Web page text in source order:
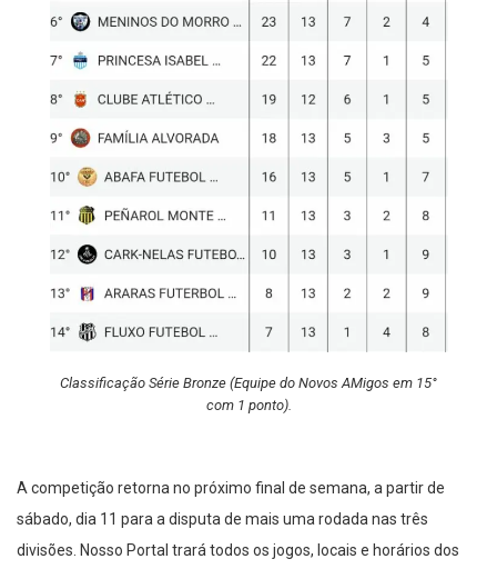
Classificação Série Bronze (Equipe do Novos AMigos em 15°
com 1 ponto).
A competição retorna no próximo final de semana, a partir de
sábado, dia 11 para a disputa de mais uma rodada nas três
divisões. Nosso Portal trará todos os jogos, locais e horários dos